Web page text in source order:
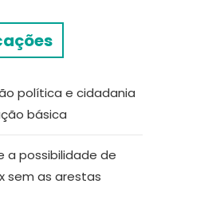
política e cidadania
básica
a possibilidade de
sem as arestas